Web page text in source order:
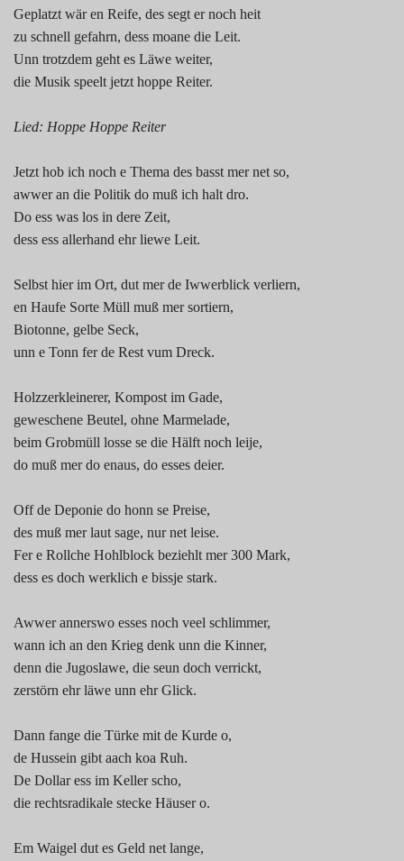
Geplatzt wär en Reife, des segt er noch heit
zu schnell gefahrn, dess moane die Leit.
Unn trotzdem geht es Läwe weiter,
die Musik speelt jetzt hoppe Reiter.
Lied: Hoppe Hoppe Reiter
Jetzt hob ich noch e Thema des basst mer net so,
awwer an die Politik do muß ich halt dro.
Do ess was los in dere Zeit,
dess ess allerhand ehr liewe Leit.
Selbst hier im Ort, dut mer de Iwwerblick verliern,
en Haufe Sorte Müll muß mer sortiern,
Biotonne, gelbe Seck,
unn e Tonn fer de Rest vum Dreck.
Holzzerkleinerer, Kompost im Gade,
geweschene Beutel, ohne Marmelade,
beim Grobmüll losse se die Hälft noch leije,
do muß mer do enaus, do esses deier.
Off de Deponie do honn se Preise,
des muß mer laut sage, nur net leise.
Fer e Rollche Hohlblock beziehlt mer 300 Mark,
dess es doch werklich e bissje stark.
Awwer annerswo esses noch veel schlimmer,
wann ich an den Krieg denk unn die Kinner,
denn die Jugoslawe, die seun doch verrickt,
zerstörn ehr läwe unn ehr Glick.
Dann fange die Türke mit de Kurde o,
de Hussein gibt aach koa Ruh.
De Dollar ess im Keller scho,
die rechtsradikale stecke Häuser o.
Em Waigel dut es Geld net lange,